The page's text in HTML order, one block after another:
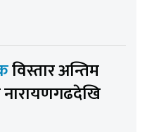
विस्तार अन्तिम